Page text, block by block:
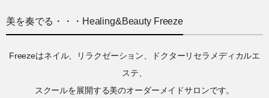
美を奏でる・・・Healing&Beauty Freeze
Freezeはネイル、リラクゼーション、ドクターリセラメディカルエ
ステ、
スクールを展開する美のオーダーメイドサロンです。